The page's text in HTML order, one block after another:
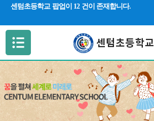
센텀초등학교 팝업이 12 건이 존재합니다.
합
색